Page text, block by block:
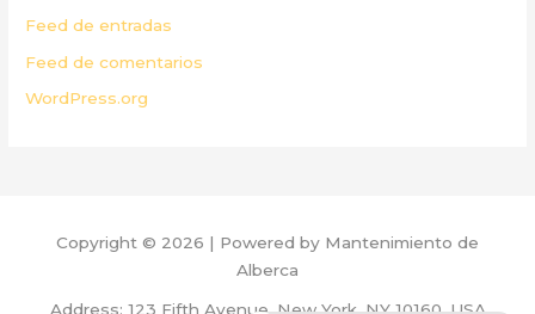
Feed de entradas
Feed de comentarios
WordPress.org
Copyright © 2026 | Powered by Mantenimiento de
Alberca
Address: 123 Fifth Avenue, New York, NY 10160, USA